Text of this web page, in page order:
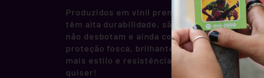
Produzidos em vinil premium, nossos stickers
têm alta durabilidade, são resistentes à água,
não desbotam e ainda contam com película de
proteção fosca, brilhante ou holográfica. Muito
mais estilo e resistência pra você colar onde
quiser!